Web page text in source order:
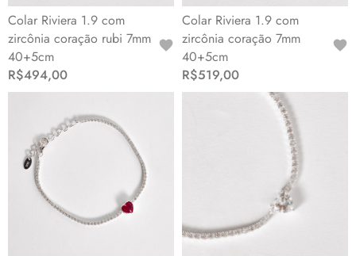
Colar Riviera 1.9 com
zircônia coração rubi 7mm
40+5cm
R$494,00
Colar Riviera 1.9 com
zircônia coração 7mm
40+5cm
R$519,00